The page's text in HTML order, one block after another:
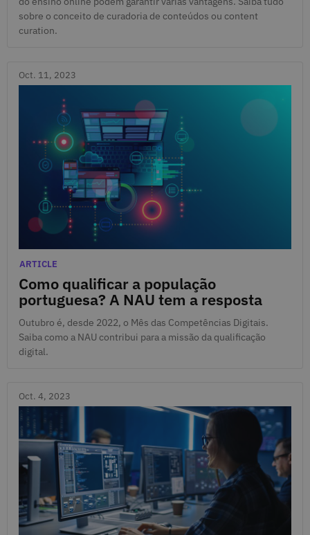
sobre o conceito de curadoria de conteúdos ou content
curation.
Oct. 11, 2023
Como qualificar a população
portuguesa? A NAU tem a resposta
Oct. 11, 2023
Categories
ARTICLE
Outubro é, desde 2022, o Mês das Competências Digitais.
Saiba como a NAU contribui para a missão da qualificação
digital.
Oct. 4, 2023